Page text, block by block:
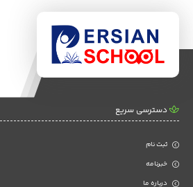
دسترسی سریع
ثبت نام
خبرنامه
درباره ما